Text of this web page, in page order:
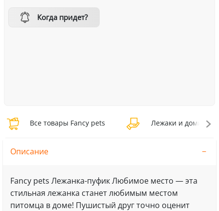
Когда придет?
Все товары Fancy pets Лежаки и домики
Описание
Fancy pets Лежанка-пуфик Любимое место — эта
стильная лежанка станет любимым местом
питомца в доме! Пушистый друг точно оценит